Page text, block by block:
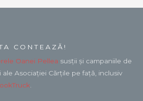
CONTEAZĂ!
Oanei Pellea susții și campaniile de
Asociației Cărțile pe față, inclusiv
.